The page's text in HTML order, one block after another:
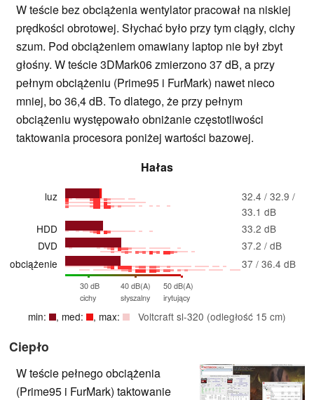
W teście bez obciążenia wentylator pracował na niskiej
prędkości obrotowej. Słychać było przy tym ciągły, cichy
szum. Pod obciążeniem omawiany laptop nie był zbyt
głośny. W teście 3DMark06 zmierzono 37 dB, a przy
pełnym obciążeniu (Prime95 i FurMark) nawet nieco
mniej, bo 36,4 dB. To dlatego, że przy pełnym
obciążeniu występowało obniżanie częstotliwości
taktowania procesora poniżej wartości bazowej.
Hałas
luz
32.4 / 32.9 /
33.1 dB
HDD
33.2 dB
DVD
37.2 / dB
obciążenie
37 / 36.4 dB
30 dB
cichy
40 dB(A)
słyszalny
50 dB(A)
irytujący
min: , med: , max: Voltcraft sl-320 (odległość 15 cm)
Ciepło
W teście pełnego obciążenia
(Prime95 i FurMark) taktowanie